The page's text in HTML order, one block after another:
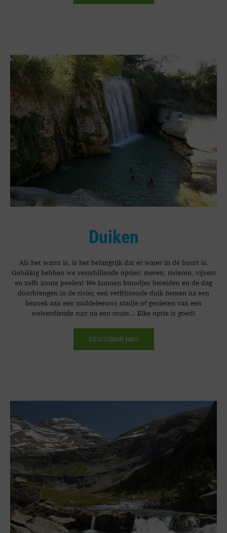
Duiken
Als het warm is, is het belangrijk dat er water in de buurt is.
Gelukkig hebben we verschillende opties: meren, rivieren, vijvers
en zelfs zoute poelen! We kunnen broodjes bereiden en de dag
doorbrengen in de rivier, een verfrissende duik nemen na een
bezoek aan een middeleeuws stadje of genieten van een
welverdiende rust na een route... Elke optie is goed!
DESCUBRIR MÁS